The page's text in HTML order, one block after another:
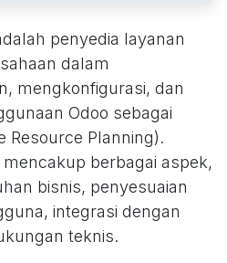
penyedia layanan
dalam
mengkonfigurasi, dan
Odoo sebagai
Resource Planning).
berbagai aspek,
bisnis, penyesuaian
integrasi dengan
teknis.